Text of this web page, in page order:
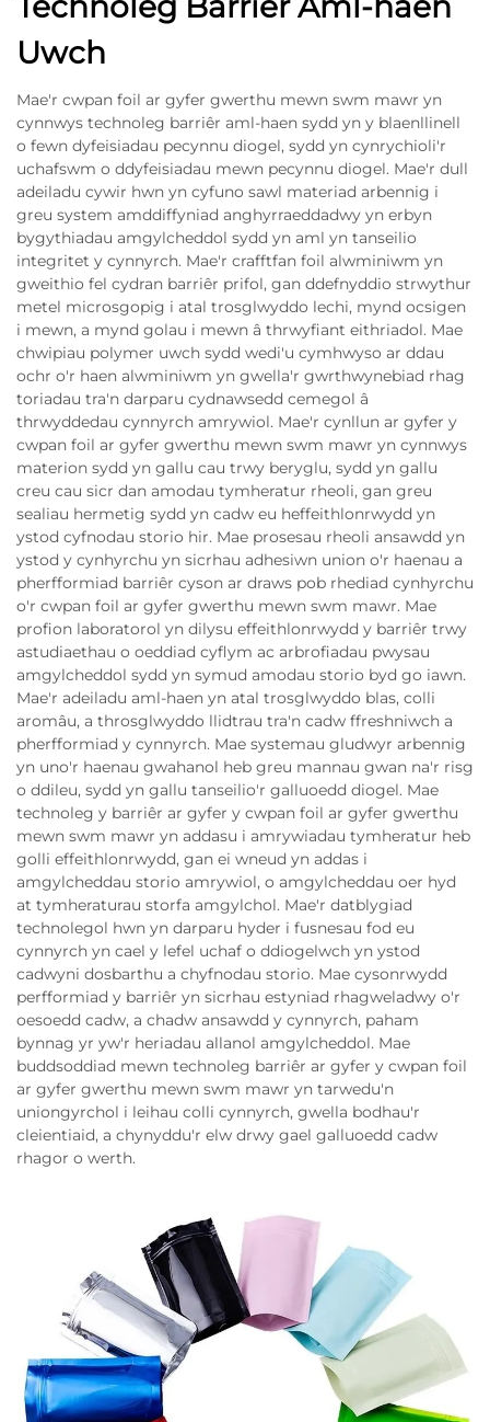
Uwch
Mae'r cwpan foil ar gyfer gwerthu mewn swm mawr yn
cynnwys technoleg barriêr aml-haen sydd yn y blaenllinell
o fewn dyfeisiadau pecynnu diogel, sydd yn cynrychioli'r
uchafswm o ddyfeisiadau mewn pecynnu diogel. Mae'r dull
adeiladu cywir hwn yn cyfuno sawl materiad arbennig i
greu system amddiffyniad anghyrraeddadwy yn erbyn
bygythiadau amgylcheddol sydd yn aml yn tanseilio
integritet y cynnyrch. Mae'r crafftfan foil alwminiwm yn
gweithio fel cydran barriêr prifol, gan ddefnyddio strwythur
metel microsgopig i atal trosglwyddo lechi, mynd ocsigen
i mewn, a mynd golau i mewn â thrwyfiant eithriadol. Mae
chwipiau polymer uwch sydd wedi'u cymhwyso ar ddau
ochr o'r haen alwminiwm yn gwella'r gwrthwynebiad rhag
toriadau tra'n darparu cydnawsedd cemegol â
thrwyddedau cynnyrch amrywiol. Mae'r cynllun ar gyfer y
cwpan foil ar gyfer gwerthu mewn swm mawr yn cynnwys
materion sydd yn gallu cau trwy beryglu, sydd yn gallu
creu cau sicr dan amodau tymheratur rheoli, gan greu
sealiau hermetig sydd yn cadw eu heffeithlonrwydd yn
ystod cyfnodau storio hir. Mae prosesau rheoli ansawdd yn
ystod y cynhyrchu yn sicrhau adhesiwn union o'r haenau a
pherfformiad barriêr cyson ar draws pob rhediad cynhyrchu
o'r cwpan foil ar gyfer gwerthu mewn swm mawr. Mae
profion laboratorol yn dilysu effeithlonrwydd y barriêr trwy
astudiaethau o oeddiad cyflym ac arbrofiadau pwysau
amgylcheddol sydd yn symud amodau storio byd go iawn.
Mae'r adeiladu aml-haen yn atal trosglwyddo blas, colli
aromâu, a throsglwyddo llidtrau tra'n cadw ffreshniwch a
pherfformiad y cynnyrch. Mae systemau gludwyr arbennig
yn uno'r haenau gwahanol heb greu mannau gwan na'r risg
o ddileu, sydd yn gallu tanseilio'r galluoedd diogel. Mae
technoleg y barriêr ar gyfer y cwpan foil ar gyfer gwerthu
mewn swm mawr yn addasu i amrywiadau tymheratur heb
golli effeithlonrwydd, gan ei wneud yn addas i
amgylcheddau storio amrywiol, o amgylcheddau oer hyd
at tymheraturau storfa amgylchol. Mae'r datblygiad
technolegol hwn yn darparu hyder i fusnesau fod eu
cynnyrch yn cael y lefel uchaf o ddiogelwch yn ystod
cadwyni dosbarthu a chyfnodau storio. Mae cysonrwydd
perfformiad y barriêr yn sicrhau estyniad rhagweladwy o'r
oesoedd cadw, a chadw ansawdd y cynnyrch, paham
bynnag yr yw'r heriadau allanol amgylcheddol. Mae
buddsoddiad mewn technoleg barriêr ar gyfer y cwpan foil
ar gyfer gwerthu mewn swm mawr yn tarwedu'n
uniongyrchol i leihau colli cynnyrch, gwella bodhau'r
cleientiaid, a chynyddu'r elw drwy gael galluoedd cadw
rhagor o werth.